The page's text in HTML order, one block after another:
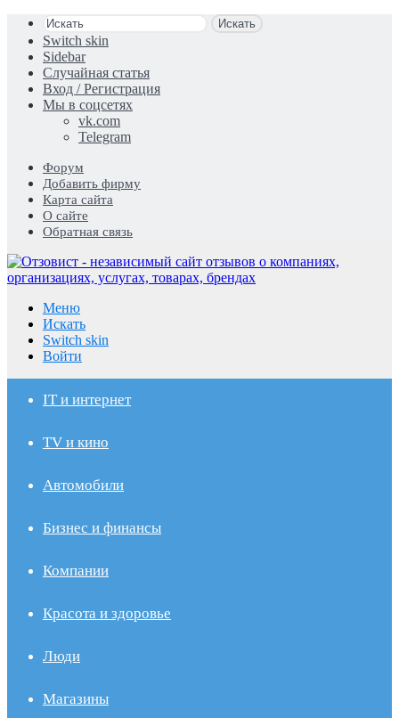
Искать
Switch skin
Sidebar
Случайная статья
Вход / Регистрация
Мы в соцсетях
vk.com
Telegram
Форум
Добавить фирму
Карта сайта
О сайте
Обратная связь
Меню
Искать
Switch skin
Войти
IT и интернет
TV и кино
Автомобили
Бизнес и финансы
Компании
Красота и здоровье
Люди
Магазины